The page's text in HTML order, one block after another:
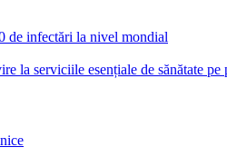
de infectări la nivel mondial
la serviciile esențiale de sănătate pe